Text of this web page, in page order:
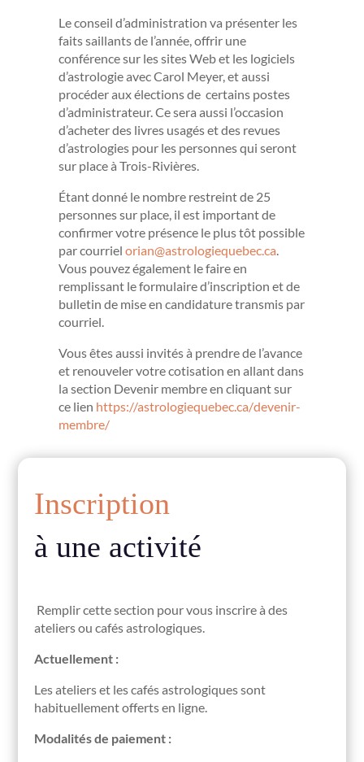
Le conseil d’administration va présenter les
faits saillants de l’année, offrir une
conférence sur les sites Web et les logiciels
d’astrologie avec Carol Meyer, et aussi
procéder aux élections de certains postes
d’administrateur.Ce sera aussi l’occasion
d’acheter des livres usagés et des revues
d’astrologies pour les personnes qui seront
sur place à Trois-Rivières.
Étant donné le nombre restreint de 25
personnes sur place, il est important de
confirmer votre présence le plus tôt possible
par courrielorian@astrologiequebec.ca.
Vous pouvez également le faire en
remplissant le formulaire d’inscription et de
bulletin de mise en candidature transmis par
courriel.
Vous êtes aussi invités à prendre de l’avance
et renouveler votre cotisation en allant dans
la section Devenir membre en cliquant sur
ce lien https://astrologiequebec.ca/devenir-
membre/
Inscription
à une activité
Remplir cette section pour vous inscrire à des
ateliers ou cafés astrologiques.
Actuellement :
Les ateliers et les cafés astrologiques sont
habituellement offerts en ligne.
Modalités de paiement :